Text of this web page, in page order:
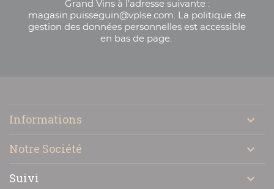
Grand Vins à l’adresse suivante :
magasin.puisseguin@vplse.com. La politique de
gestion des données personnelles est accessible
en bas de page.

Informations

Notre Société

Suivi
